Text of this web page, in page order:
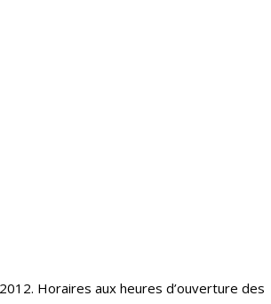
Horaires aux heures d’ouverture des